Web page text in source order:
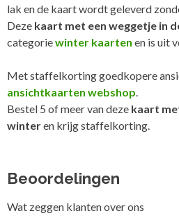
lak en de kaart wordt geleverd
Deze kaart met een weggetje in
categoriewinter kaarten en is uit
Met staffelkorting goedkopere
ansichtkaarten webshop.
Bestel 5 of meer van deze kaart
winteren krijg staffelkorting.
Beoordelingen
Wat zeggen klanten over ons